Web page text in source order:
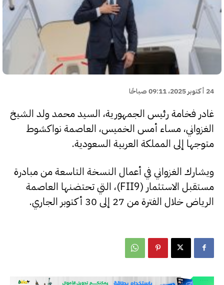
24 أكتوبر 2025، 09:11 صباحًا
غادر فخامة رئيس الجمهورية، السيد محمد ولد الشيخ
الغزواني، مساء أمس الخميس، العاصمة نواكشوط
متوجها إلى المملكة العربية السعودية.
ويشارك الغزواني في أعمال النسخة التاسعة من مبادرة
مستقبل الاستثمار (FII9)، التي تحتضنها العاصمة
الرياض خلال الفترة من 27 إلى 30 أكتوبر الجاري.